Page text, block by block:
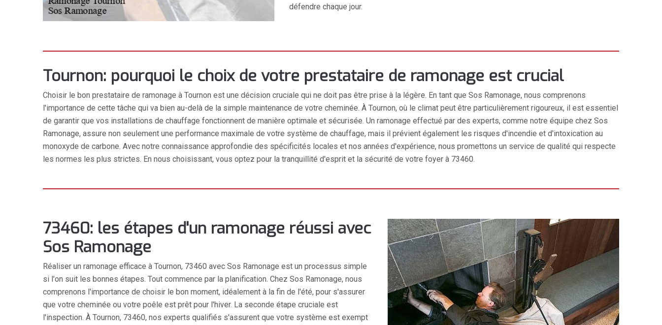
défendre chaque jour.
Tournon: pourquoi le choix de votre prestataire de ramonage est crucial
Choisir le bon prestataire de ramonage à Tournon est une décision cruciale qui ne doit pas être prise à la légère. En tant que Sos Ramonage, nous comprenons
l'importance de cette tâche qui va bien au-delà de la simple maintenance de votre cheminée. À Tournon, où le climat peut être particulièrement rigoureux, il est essentiel
de garantir que vos installations de chauffage fonctionnent de manière optimale et sécurisée. Un ramonage effectué par des experts, comme notre équipe chez Sos
Ramonage, assure non seulement une performance maximale de votre système de chauffage, mais il prévient également les risques d'incendie et d'intoxication au
monoxyde de carbone. Avec notre connaissance approfondie des spécificités locales et nos années d'expérience, nous promettons un service de qualité qui respecte
les normes les plus strictes. En nous choisissant, vous optez pour la tranquillité d'esprit et la sécurité de votre foyer à 73460.
73460: les étapes d'un ramonage réussi avec
Sos Ramonage
Réaliser un ramonage efficace à Tournon, 73460 avec Sos Ramonage est un processus simple
si l'on suit les bonnes étapes. Tout commence par la planification. Chez Sos Ramonage, nous
comprenons l'importance de choisir le bon moment, idéalement à la fin de l'été, pour s'assurer
que votre cheminée ou votre poêle est prêt pour l'hiver. La seconde étape cruciale est
l'inspection. À Tournon, 73460, nos experts qualifiés s'assurent que votre système est exempt